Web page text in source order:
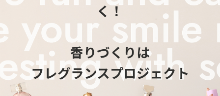
く！
香りづくりは
フレグランスプロジェクト